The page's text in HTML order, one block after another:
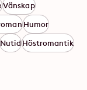
Vänskap
Humor
NutidHöstromantik